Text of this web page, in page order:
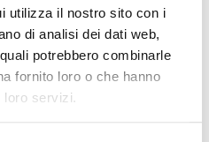
utilizza il nostro sito con i
di analisi dei dati web,
potrebbero combinarle
fornito loro o che hanno
loro servizi.